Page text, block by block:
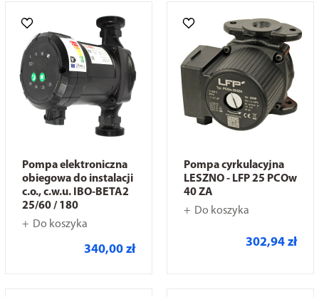
Pompa elektroniczna
obiegowa do instalacji
c.o., c.w.u. IBO-BETA2
25/60 / 180
Do koszyka
340,00 zł
Pompa cyrkulacyjna
LESZNO - LFP 25 PCOw
40 ZA
Do koszyka
302,94 zł